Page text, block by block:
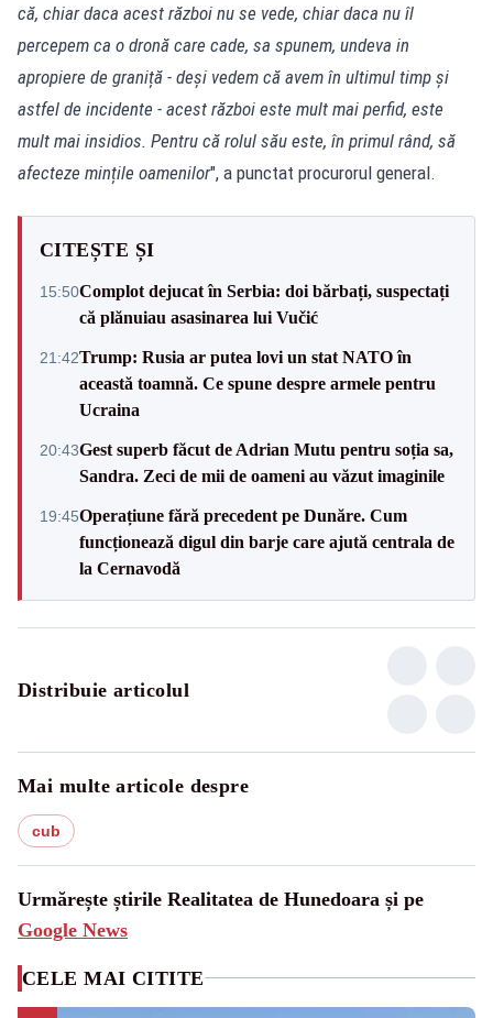
că, chiar daca acest război nu se vede, chiar daca nu îl
percepem ca o dronă care cade, sa spunem, undeva in
apropiere de graniță - deși vedem că avem în ultimul timp și
astfel de incidente - acest război este mult mai perfid, este
mult mai insidios. Pentru că rolul său este, în primul rând, să
afecteze mințile oamenilor", a punctat procurorul general.
CITEȘTE ȘI
15:50Complot dejucat în Serbia: doi bărbați, suspectați
că plănuiau asasinarea lui Vučić
21:42Trump: Rusia ar putea lovi un stat NATO în
această toamnă. Ce spune despre armele pentru
Ucraina
20:43Gest superb făcut de Adrian Mutu pentru soția sa,
Sandra. Zeci de mii de oameni au văzut imaginile
19:45Operațiune fără precedent pe Dunăre. Cum
funcționează digul din barje care ajută centrala de
la Cernavodă
Distribuie articolul
Mai multe articole despre
cub
Urmărește știrile Realitatea de Hunedoara și pe
Google News
CELE MAI CITITE